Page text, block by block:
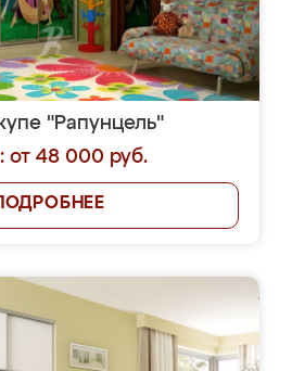
"Рапунцель"
от 48 000 руб.